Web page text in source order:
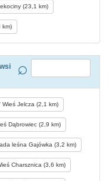
(23,1 km)
km)
Wieś Jelcza (2,1 km)
Dąbrowiec (2,9 km)
leśna Gajówka (3,2 km)
Charsznica (3,6 km)